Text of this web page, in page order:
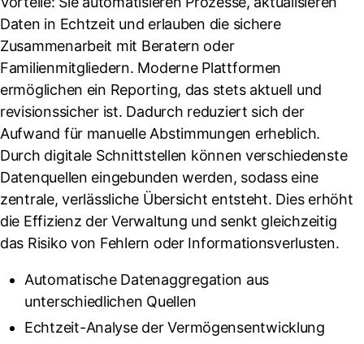
Daten in Echtzeit und erlauben die sichere
Zusammenarbeit mit Beratern oder
Familienmitgliedern. Moderne Plattformen
ermöglichen ein Reporting, das stets aktuell und
revisionssicher ist. Dadurch reduziert sich der
Aufwand für manuelle Abstimmungen erheblich.
Durch digitale Schnittstellen können verschiedenste
Datenquellen eingebunden werden, sodass eine
zentrale, verlässliche Übersicht entsteht. Dies erhöht
die Effizienz der Verwaltung und senkt gleichzeitig
das Risiko von Fehlern oder Informationsverlusten.
Automatische Datenaggregation aus
unterschiedlichen Quellen
Echtzeit-Analyse der Vermögensentwicklung